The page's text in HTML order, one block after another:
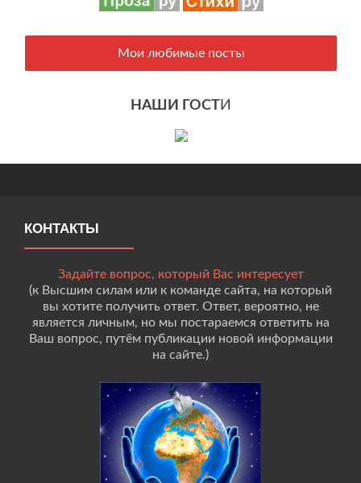
Мои любимые посты
НАШИ ГОСТИ
КОНТАКТЫ
Задайте вопрос, который Вас интересует
(к Высшим силам или к команде сайта, на который
вы хотите получить ответ. Ответ, вероятно, не
является личным, но мы постараемся ответить на
Ваш вопрос, путём публикации новой информации
на сайте.)